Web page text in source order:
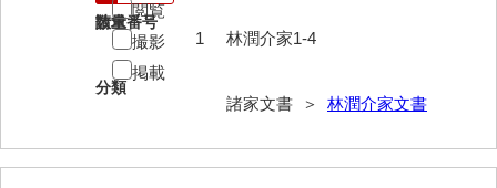
恵良宏収集文書
相木家文書
大谷家文書
請求番号
林潤介家1-4
分類
諸家文書 ＞ 林潤介家文書
数量
1
閲覧
撮影
掲載